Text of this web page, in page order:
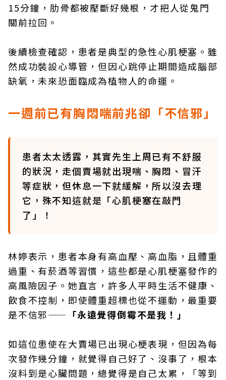
15分鐘，肋骨都被壓斷好幾根，才把人從鬼門
關前拉回。
後續檢查確認，患者是典型的急性心肌梗塞。雖
然成功裝設心導管，但因心跳停止期間造成腦部
缺氧，未來恐面臨成為植物人的命運。
一週前已有胸悶喘前兆卻「不信邪」
患者太太透露，其實先生上周已有不舒服
的狀況，走個賣場就出現喘、胸悶、冒汗
等症狀，但休息一下就緩解，所以沒去理
它，殊不知這就是「心肌梗塞在敲門
了」！
林婷表示，患者本身有高血壓、高血脂，且體重
過重、有菸酒等習慣，這些都是心肌梗塞發作的
高風險因子。她直言，許多人平時生活不健康、
飲食不控制，即使體重超標也從不運動，最重要
是不信邪—— 「永遠覺得倒霉不是我！」
如這位患使在大賣場已出現心梗表現，但因為每
次發作幾分鐘，就覺得自己好了、沒事了，根本
沒料到是心臟問題，總覺得是自己太累，「等到